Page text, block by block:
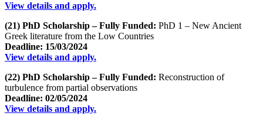
View details and apply.
(21) PhD Scholarship – Fully Funded: PhD 1 – New Ancient
Greek literature from the Low Countries
Deadline: 15/03/2024
View details and apply.
(22) PhD Scholarship – Fully Funded: Reconstruction of
turbulence from partial observations
Deadline: 02/05/2024
View details and apply.